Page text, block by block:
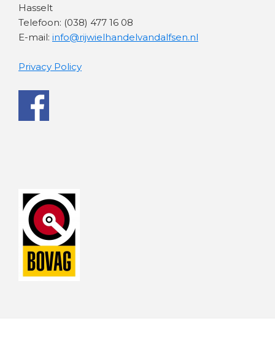
Hasselt
Telefoon: (038) 477 16 08
E-mail: info@rijwielhandelvandalfsen.nl
Privacy Policy